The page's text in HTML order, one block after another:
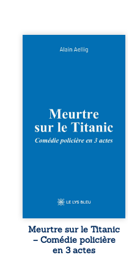
Et si le naufrage
en 1912, un
meurtre est
commis. Le drame
disparaît avec le
tard, la
l’épave fait
resurgir un secret
que l’on croyait
perdu. Dans un
Meurtre sur le Titanic
– Comédie policière
en 3 actes